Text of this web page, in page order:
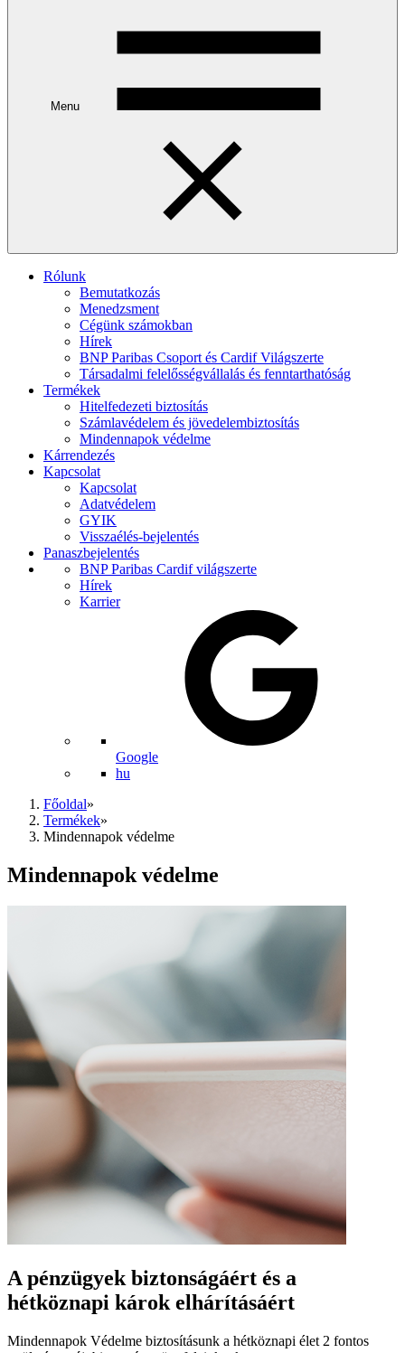
Menu
Rólunk
Bemutatkozás
Menedzsment
Cégünk számokban
Hírek
BNP Paribas Csoport és Cardif Világszerte
Társadalmi felelősségvállalás és fenntarthatóság
Termékek
Hitelfedezeti biztosítás
Számlavédelem és jövedelembiztosítás
Mindennapok védelme
Kárrendezés
Kapcsolat
Kapcsolat
Adatvédelem
GYIK
Visszaélés-bejelentés
Panaszbejelentés
BNP Paribas Cardif világszerte
Hírek
Karrier
Google
hu
Főoldal»
Termékek»
Mindennapok védelme
Mindennapok védelme
A pénzügyek biztonságáért és a
hétköznapi károk elhárításáért
Mindennapok Védelme biztosításunk a hétköznapi élet 2 fontos